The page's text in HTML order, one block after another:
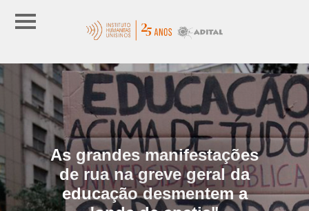
As grandes manifestações
de rua na greve geral da
educação desmentem a